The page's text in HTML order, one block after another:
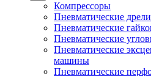
Компрессоры
Пневматические дрели
Пневматические
Пневматические
Пневматические
машины
Пневматические